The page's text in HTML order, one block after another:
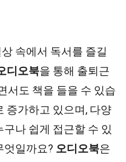
속에서 독서를 즐길
디오북을 통해 출퇴근
서도 책을 들을 수 있습
증가하고 있으며, 다양
나 쉽게 접근할 수 있
엇일까요? 오디오북은